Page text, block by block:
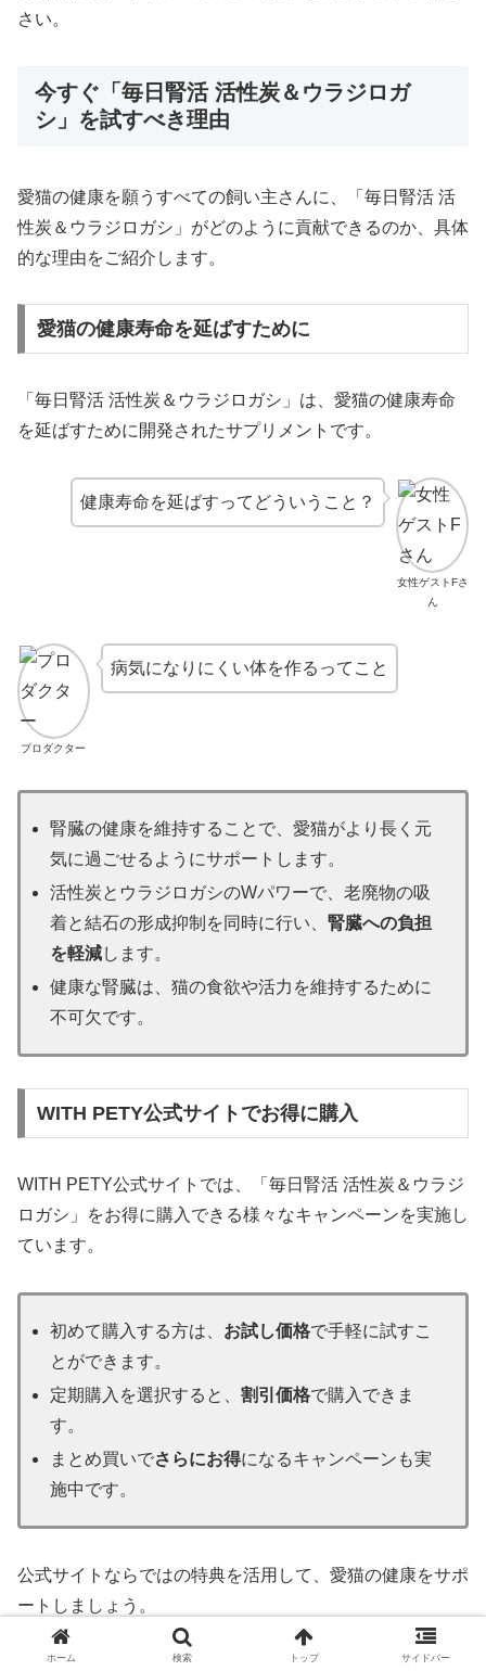
さい。
今すぐ「毎日腎活 活性炭＆ウラジロガ
シ」を試すべき理由
愛猫の健康を願うすべての飼い主さんに、「毎日腎活 活
性炭＆ウラジロガシ」がどのように貢献できるのか、具体
的な理由をご紹介します。
愛猫の健康寿命を延ばすために
「毎日腎活 活性炭＆ウラジロガシ」は、愛猫の健康寿命
を延ばすために開発されたサプリメントです。
女性ゲストFさ
ん
健康寿命を延ばすってどういうこと？
プロダクター
病気になりにくい体を作るってこと
腎臓の健康を維持することで、愛猫がより長く元
気に過ごせるようにサポートします。
活性炭とウラジロガシのWパワーで、老廃物の吸
着と結石の形成抑制を同時に行い、腎臓への負担
を軽減します。
健康な腎臓は、猫の食欲や活力を維持するために
不可欠です。
WITH PETY公式サイトでお得に購入
WITH PETY公式サイトでは、「毎日腎活 活性炭＆ウラジ
ロガシ」をお得に購入できる様々なキャンペーンを実施し
ています。
初めて購入する方は、 お試し価格で手軽に試すこ
とができます。
定期購入を選択すると、割引価格で購入できま
す。
まとめ買いでさらにお得になるキャンペーンも実
施中です。
公式サイトならではの特典を活用して、愛猫の健康をサポ
ートしましょう。
ホーム 検索 トップ サイドバー